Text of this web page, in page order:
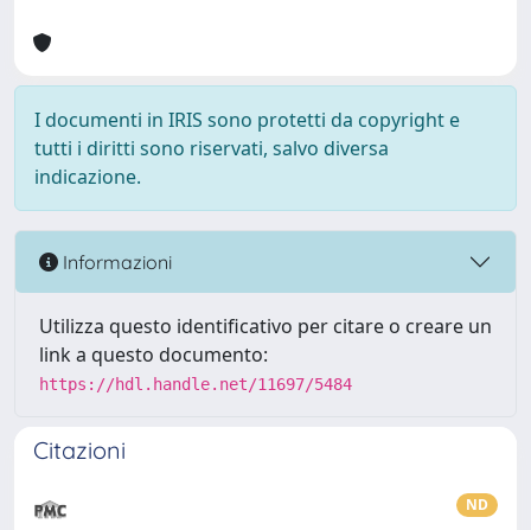
I documenti in IRIS sono protetti da copyright e
tutti i diritti sono riservati, salvo diversa
indicazione.
Informazioni
Utilizza questo identificativo per citare o creare un
link a questo documento:
https://hdl.handle.net/11697/5484
Citazioni
ND